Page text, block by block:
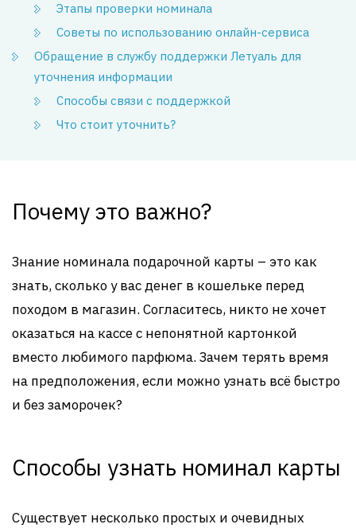
Этапы проверки номинала
Советы по использованию онлайн-сервиса
Обращение в службу поддержки Летуаль для
уточнения информации
Способы связи с поддержкой
Что стоит уточнить?
Почему это важно?
Знание номинала подарочной карты – это как
знать, сколько у вас денег в кошельке перед
походом в магазин. Согласитесь, никто не хочет
оказаться на кассе с непонятной картонкой
вместо любимого парфюма. Зачем терять время
на предположения, если можно узнать всё быстро
и без заморочек?
Способы узнать номинал карты
Существует несколько простых и очевидных